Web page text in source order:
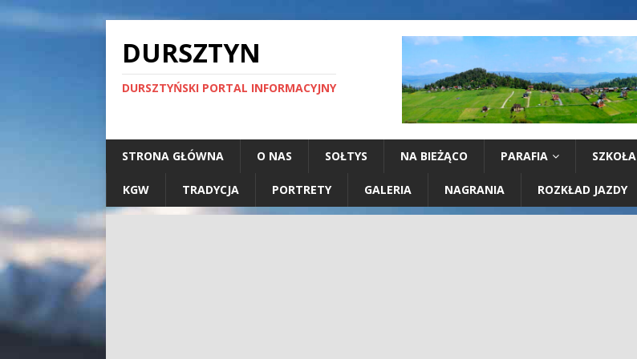
DURSZTYN
DURSZTYŃSKI PORTAL INFORMACYJNY
STRONA GŁÓWNA O NAS SOŁTYS NA BIEŻĄCO PARAFIA SZKOŁA
KGW TRADYCJA PORTRETY GALERIA NAGRANIA ROZKŁAD JAZDY